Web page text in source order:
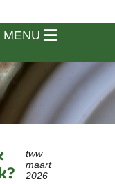
tww
maart
2026
MENU